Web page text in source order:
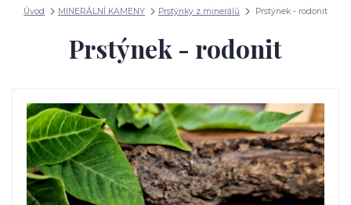
Úvod MINERÁLNÍ KAMENY Prstýnky z minerálů Prstýnek - rodonit
Prstýnek - rodonit